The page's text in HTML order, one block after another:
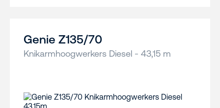
Genie Z135/70
Knikarmhoogwerkers Diesel - 43,15 m